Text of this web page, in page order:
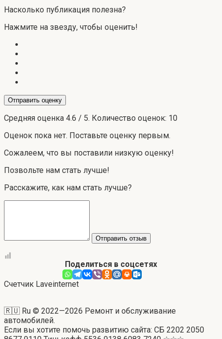
Насколько публикация полезна?
Нажмите на звезду, чтобы оценить!
Отправить оценку
Средняя оценка 4.6 / 5. Количество оценок: 10
Оценок пока нет. Поставьте оценку первым.
Сожалеем, что вы поставили низкую оценку!
Позвольте нам стать лучше!
Расскажите, как нам стать лучше?
Отправить отзыв
Поделиться в соцсетях
Счетчик Laveinternet
🇷🇺 Ru © 2022—2026 Ремонт и обслуживание
автомобилей.
Если вы хотите помочь развитию сайта: СБ 2202 2050